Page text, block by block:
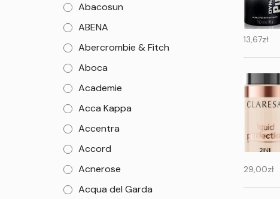
Abacosun
ABENA
Abercrombie & Fitch
Aboca
Academie
Acca Kappa
Accentra
Accord
Acnerose
Acqua del Garda
13,67zł
29,00zł